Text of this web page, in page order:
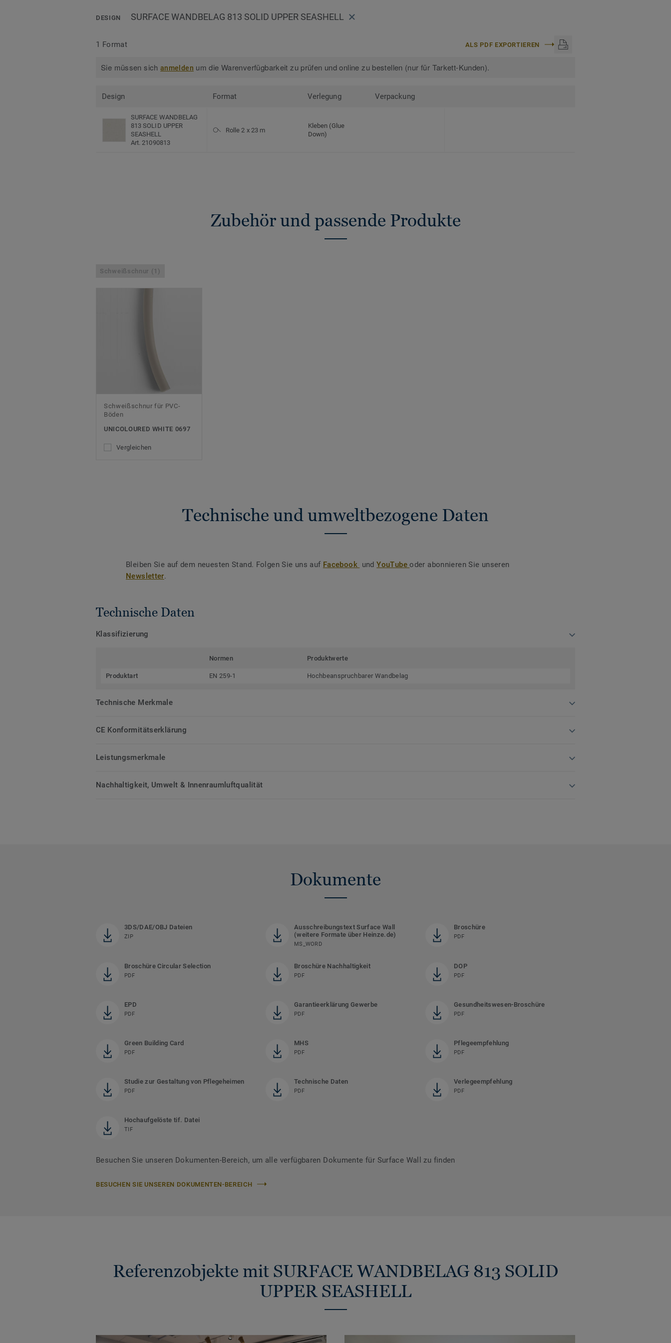
DESIGN SURFACE WANDBELAG 813 SOLID UPPER SEASHELL
1 Format ALS PDF EXPORTIEREN
Sie müssen sichanmelden um die Warenverfügbarkeit zu prüfen und online zu bestellen (nur für Tarkett-Kunden).
Design Format Verlegung Verpackung
SURFACE WANDBELAG
813 SOLID UPPER
SEASHELL
Art. 21090813
Rolle 2 x 23 m
Kleben (Glue
Down)
Zubehör und passende Produkte
Schweißschnur (1)
Schweißschnur für PVC-
Böden
UNICOLOURED WHITE 0697
Vergleichen
Technische und umweltbezogene Daten
Bleiben Sie auf dem neuesten Stand. Folgen Sie uns auf Facebook undYouTubeoder abonnieren Sie unseren
Newsletter.
Technische Daten
Klassifizierung
Normen Produktwerte
Produktart EN 259-1 Hochbeanspruchbarer Wandbelag
Technische Merkmale
CE Konformitätserklärung
Leistungsmerkmale
Nachhaltigkeit, Umwelt & Innenraumluftqualität
Dokumente
3DS/DAE/OBJ Dateien
ZIP
Ausschreibungstext Surface Wall
(weitere Formate über Heinze.de)
MS_WORD
Broschüre
PDF
Broschüre Circular Selection
PDF
Broschüre Nachhaltigkeit
PDF
DOP
PDF
EPD
PDF
Garantieerklärung Gewerbe
PDF
Gesundheitswesen-Broschüre
PDF
Green Building Card
PDF
MHS
PDF
Pflegeempfehlung
PDF
Studie zur Gestaltung von Pflegeheimen
PDF
Technische Daten
PDF
Verlegeempfehlung
PDF
Hochaufgelöste tif. Datei
TIF
Besuchen Sie unseren Dokumenten-Bereich, um alle verfügbaren Dokumente für Surface Wall zu finden
BESUCHEN SIE UNSEREN DOKUMENTEN-BEREICH
Referenzobjekte mit SURFACE WANDBELAG 813 SOLID
UPPER SEASHELL